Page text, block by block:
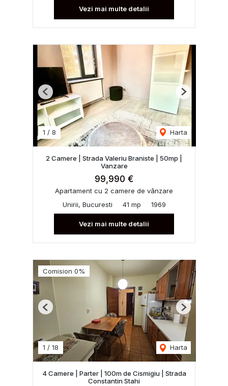
Vezi mai multe detalii
1 / 8 Harta
Previous Next
2 Camere | Strada Valeriu Braniste | 50mp |
Vanzare
99,990 €
Apartament cu 2 camere de vânzare
Unirii, Bucuresti
41 mp 1969
Vezi mai multe detalii
Comision 0%
1 / 18 Harta
Previous Next
4 Camere | Parter | 100m de Cismigiu | Strada
Constantin Stahi